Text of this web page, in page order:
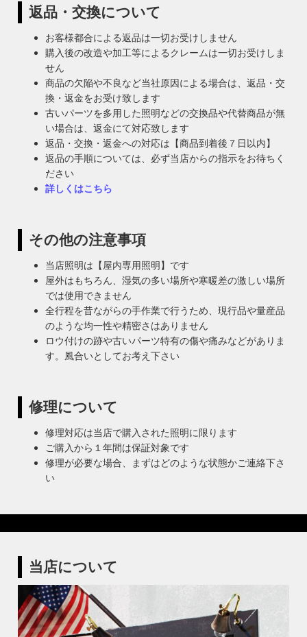
返品・交換について
お客様都合による返品は一切お受けしません
購入後の改造や加工等によるクレームは一切お受けしま
せん
商品の欠陥や不良など当社原因による場合は、返品・交
換・返金をお受け致します
古いパーツを多用した照明などの交換品や代替商品が無
い場合は、返金にて対応致します
返品・交換・返金への対応は【商品到着後７日以内】
返品の手順については、必ず当店からの指示をお待ちく
ださい
詳しくはこちら
その他の注意事項
当店照明は【屋内専用照明】です
屋外はもちろん、湿気の多い場所や寒暖差の激しい場所
では使用できません
全行程を昔ながらの手作業で行うため、現行品や量産品
のような均一性や精密さはありません
ロウ付けの跡や古いパーツ特有の傷や痛みなどがありま
す。風合いとしてお考え下さい
修理について
修理対応は当店で購入された照明に限ります
ご購入から１年間は保証対象です
修理が必要な場合、まずはどのような状態かご連絡下さ
い
当店について